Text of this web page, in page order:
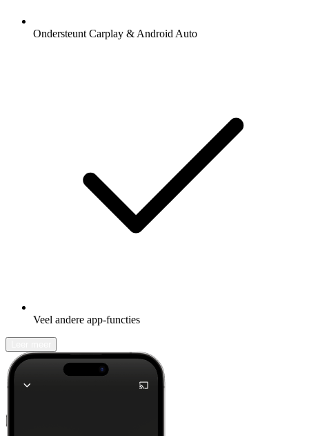
Ondersteunt Carplay & Android Auto
Veel andere app-functies